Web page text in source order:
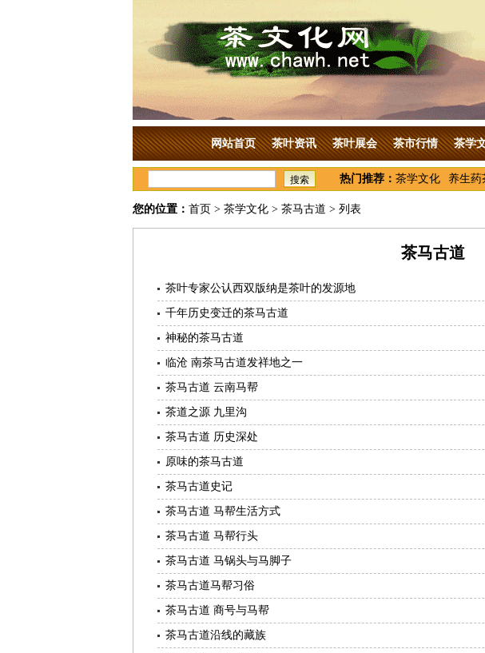
网站首页 茶叶资讯 茶叶展会 茶市行情 茶学
搜索 热门推荐： 茶学文化 养生药
您的位置： 首页 > 茶学文化 > 茶马古道 > 列表
茶马古道
茶叶专家公认西双版纳是茶叶的发源地
千年历史变迁的茶马古道
神秘的茶马古道
临沧 南茶马古道发祥地之一
茶马古道 云南马帮
茶道之源 九里沟
茶马古道 历史深处
原味的茶马古道
茶马古道史记
茶马古道 马帮生活方式
茶马古道 马帮行头
茶马古道 马锅头与马脚子
茶马古道马帮习俗
茶马古道 商号与马帮
茶马古道沿线的藏族